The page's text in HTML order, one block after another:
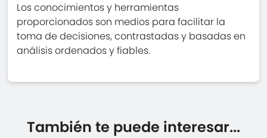
Los conocimientos y herramientas
proporcionados son medios para facilitar la
toma de decisiones, contrastadas y basadas en
análisis ordenados y fiables.
También te puede interesar...